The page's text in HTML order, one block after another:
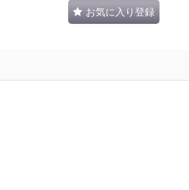
お気に入り登録